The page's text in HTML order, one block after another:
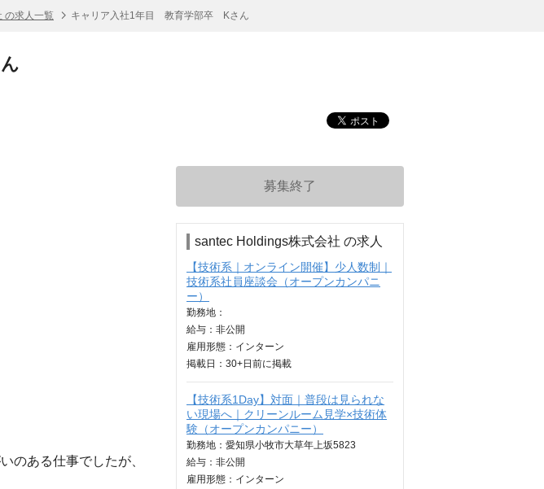
の求人一覧 キャリア入社1年目 教育学部卒 Kさん
のある仕事でしたが、
募集終了
santec Holdings株式会社 の求人
【技術系｜オンライン開催】少人数制｜
技術系社員座談会（オープンカンパニ
ー）
勤務地：
給与： 非公開
雇用形態：インターン
掲載日： 30+日 前に掲載
【技術系1Day】対面｜普段は見られな
い現場へ｜クリーンルーム見学×技術体
験（オープンカンパニー）
勤務地：愛知県小牧市大草年上坂5823
給与： 非公開
雇用形態：インターン